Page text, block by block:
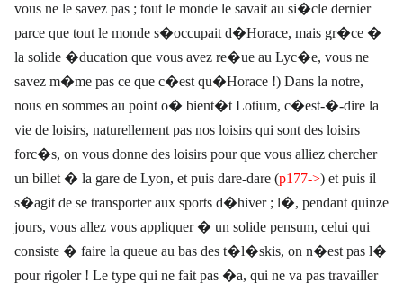
vous ne le savez pas ; tout le monde le savait au si�cle dernier
parce que tout le monde s�occupait d�Horace, mais gr�ce �
la solide �ducation que vous avez re�ue au Lyc�e, vous ne
savez m�me pas ce que c�est qu�Horace !) Dans la notre,
nous en sommes au point o� bient�t Lotium, c�est-�-dire la
vie de loisirs, naturellement pas nos loisirs qui sont des loisirs
forc�s, on vous donne des loisirs pour que vous alliez chercher
un billet � la gare de Lyon, et puis dare-dare (p177->) et puis il
s�agit de se transporter aux sports d�hiver ; l�, pendant quinze
jours, vous allez vous appliquer � un solide pensum, celui qui
consiste � faire la queue au bas des t�l�skis, on n�est pas l�
pour rigoler ! Le type qui ne fait pas �a, qui ne va pas travailler